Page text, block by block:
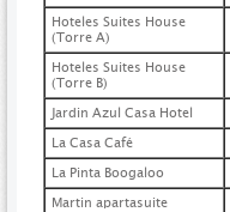
Hoteles Suites House
(Torre A)
Hoteles Suites House
(Torre B)
Jardin Azul Casa Hotel
La Casa Café
La Pinta Boogaloo
Martin apartasuite